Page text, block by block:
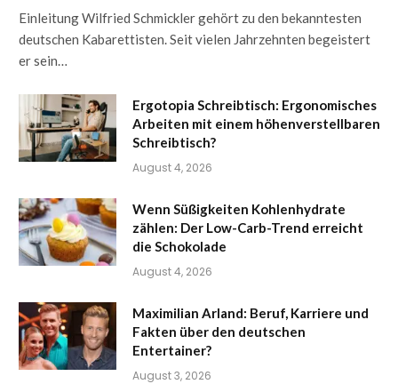
Einleitung Wilfried Schmickler gehört zu den bekanntesten
deutschen Kabarettisten. Seit vielen Jahrzehnten begeistert
er sein…
Ergotopia Schreibtisch: Ergonomisches
Arbeiten mit einem höhenverstellbaren
Schreibtisch?
August 4, 2026
Wenn Süßigkeiten Kohlenhydrate
zählen: Der Low-Carb-Trend erreicht
die Schokolade
August 4, 2026
Maximilian Arland: Beruf, Karriere und
Fakten über den deutschen
Entertainer?
August 3, 2026